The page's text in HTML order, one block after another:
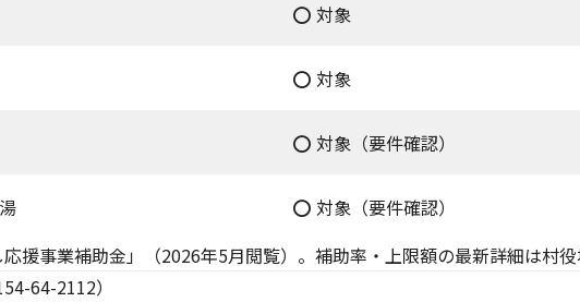
⭕ 対象
⭕ 対象
⭕ 対象（要件確認）
⭕ 対象（要件確認）
援事業補助金」（2026年5月閲覧）。補助率・上限額の最新詳細は村
64-2112）